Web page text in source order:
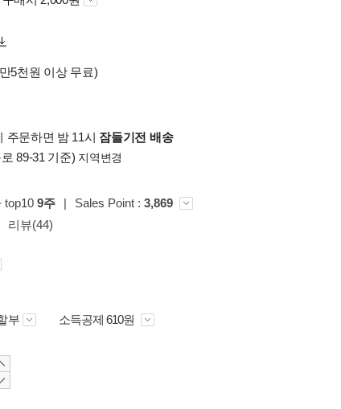
5천원 이상 무료)
주문하면 밤 11시 잠들기전 배송
89-31 기준) 지역변경
top10 9주 | Sales Point : 3,869
리뷰(44)
부 소득공제 610원